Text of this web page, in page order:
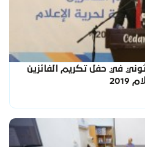
في حفل تكريم الفائزين